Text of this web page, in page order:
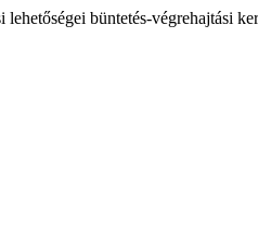
lehetőségei büntetés-végrehajtási